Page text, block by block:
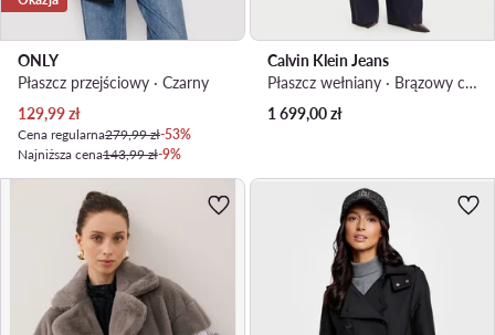
ONLY
Płaszcz przejściowy · Czarny
Aktualna cena
129,99zł
Cena regularna279,99 zł-53%
Najniższa cena143,99 zł-9%
Calvin Klein Jeans
Płaszcz wełniany · Brązowy ciemny
1 699,00zł